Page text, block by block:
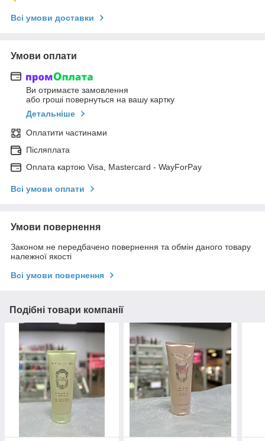
Всі умови доставки
Умови оплати
Ви отримаєте замовлення
або гроші повернуться на вашу картку
Детальніше
Оплатити частинами
Післяплата
Оплата картою Visa, Mastercard - WayForPay
Всі умови оплати
Умови повернення
Законом не передбачено повернення та обмін даного товару
належної якості
Всі умови повернення
Подібні товари компанії